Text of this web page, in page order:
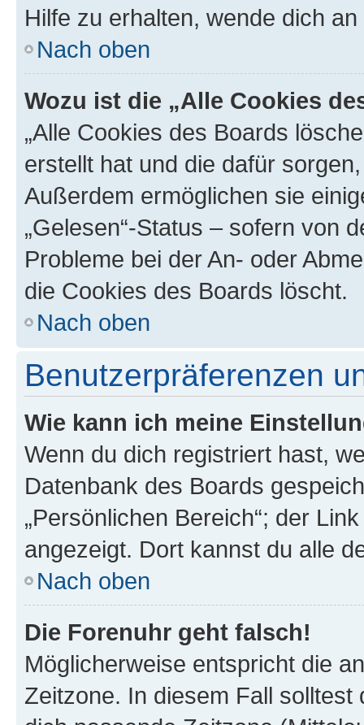
Hilfe zu erhalten, wende dich
Nach oben
Wozu ist die „Alle Cookies
„Alle Cookies des Boards
erstellt hat und die dafür
Außerdem ermöglichen sie
„Gelesen“-Status – sofern von
Probleme bei der An- oder
die Cookies des Boards löscht.
Nach oben
Benutzerpräferenzen
Wie kann ich meine
Wenn du dich registriert hast,
Datenbank des Boards
„Persönlichen Bereich“; der
angezeigt. Dort kannst du alle
Nach oben
Die Forenuhr geht falsch!
Möglicherweise entspricht die
Zeitzone. In diesem Fall solltest